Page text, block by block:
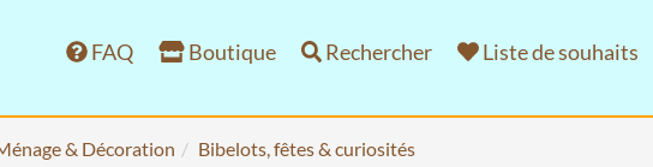
FAQ Boutique Rechercher Liste de souhaits
& Décoration Bibelots, fêtes & curiosités